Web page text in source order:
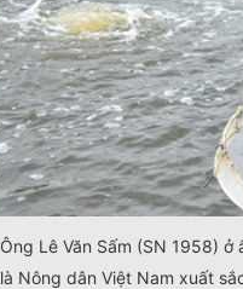
Ông Lê Văn Sấm (SN 1958)
là Nông dân Việt Nam xuất